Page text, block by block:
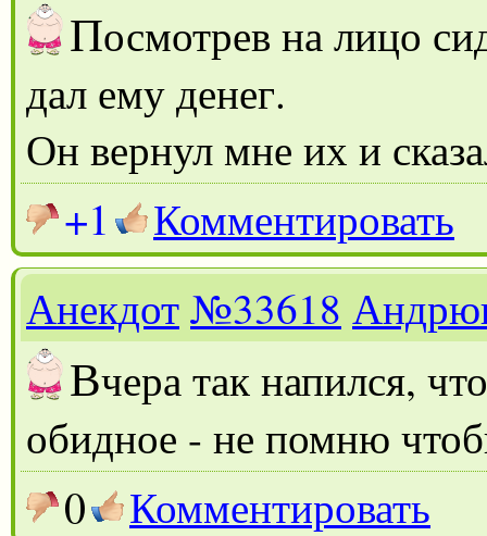
Посмотрев на лицо
дал ему денег.
Он вернул мне их и
+1
Комментировать
Анекдот№33618
Вчера так напился,
обидное - не помню
0
Комментировать